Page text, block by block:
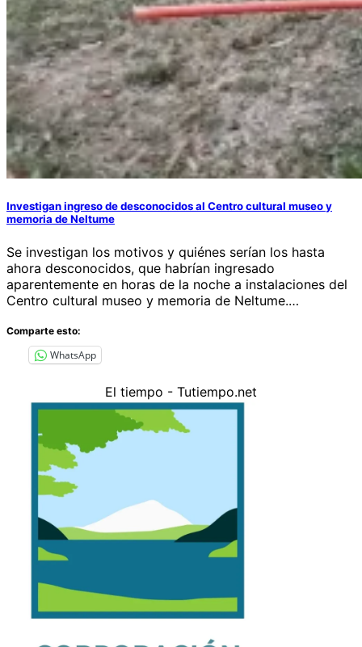
Investigan ingreso de desconocidos al Centro cultural museo y
memoria de Neltume
Se investigan los motivos y quiénes serían los hasta
ahora desconocidos, que habrían ingresado
aparentemente en horas de la noche a instalaciones del
Centro cultural museo y memoria de Neltume.…
Comparte esto:
WhatsApp
El tiempo - Tutiempo.net